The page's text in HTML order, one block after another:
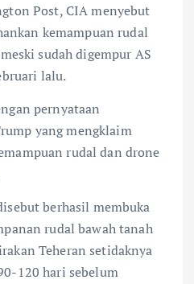
Post, CIA menyebut
kemampuan rudal
sudah digempur AS
lalu.
pernyataan
yang mengklaim
rudal dan drone
berhasil membuka
rudal bawah tanah
Teheran setidaknya
120 hari sebelum